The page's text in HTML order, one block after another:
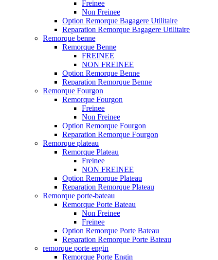
Freinee
Non Freinee
Option Remorque Bagagere Utilitaire
Reparation Remorque Bagagere Utilitaire
Remorque benne
Remorque Benne
FREINEE
NON FREINEE
Option Remorque Benne
Reparation Remorque Benne
Remorque Fourgon
Remorque Fourgon
Freinee
Non Freinee
Option Remorque Fourgon
Reparation Remorque Fourgon
Remorque plateau
Remorque Plateau
Freinee
NON FREINEE
Option Remorque Plateau
Reparation Remorque Plateau
Remorque porte-bateau
Remorque Porte Bateau
Non Freinee
Freinee
Option Remorque Porte Bateau
Reparation Remorque Porte Bateau
remorque porte engin
Remorque Porte Engin